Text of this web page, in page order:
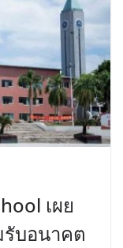
เผย
บอนาคต